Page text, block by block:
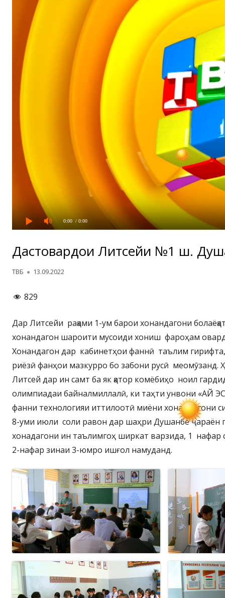
0:00 / 0:00
Дастовардҳои Литсейи №1 ш.
Автор
ТВБ Опубликовано
13.09.2022
829
Дар Литсейи рақами 1-ум барои хонандагони
хонандагон шароити мусоиди хониш фароҳам
Хонандагон дар кабинетҳои фаннӣ таълим
риёзӣ фанҳои мазкурро бо забони русӣ меомӯзанд.
Литсей дар ин самт ба як қатор комёбиҳо ноил
олимпиадаи байналмиллалӣ, ки таҳти унвони «АЙ
фанни технологияи иттилоотӣ миёни хонандагони
8-уми июли соли равон дар шаҳри Душанбе ҷараён
хонадагони ин таълимгоҳ ширкат варзида, 1 нафар
2-нафар зинаи 3-юмро ишғол намуданд.